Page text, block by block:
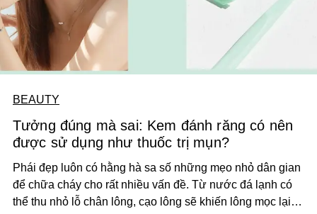
BEAUTY
Tưởng đúng mà sai: Kem đánh răng có nên
được sử dụng như thuốc trị mụn?
Phái đẹp luôn có hằng hà sa số những mẹo nhỏ dân gian
để chữa cháy cho rất nhiều vấn đề. Từ nước đá lạnh có
thể thu nhỏ lỗ chân lông, cạo lông sẽ khiến lông mọc lại